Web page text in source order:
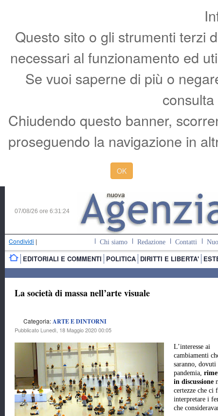
Questo sito o gli strumenti terzi
necessari al funzionamento ed
Se vuoi saperne di più o
Chiudendo questo banner,
proseguendo la navigazione in
OK
07/08/26 ore 6:31:25
Condividi | Chi siamo Redazione Contatti
EDITORIALI E COMMENTI POLITICA DIRITTI E LIBERTA'
La società di massa nell’arte visuale
Categoria:ARTE E DINTORNI
Pubblicato Lunedì, 18 Maggio 2020 00:05
L’interesse ai
cambiamenti
saranno, dovuti
pandemia,
in discussione
certezze che ci
interpretare i
che